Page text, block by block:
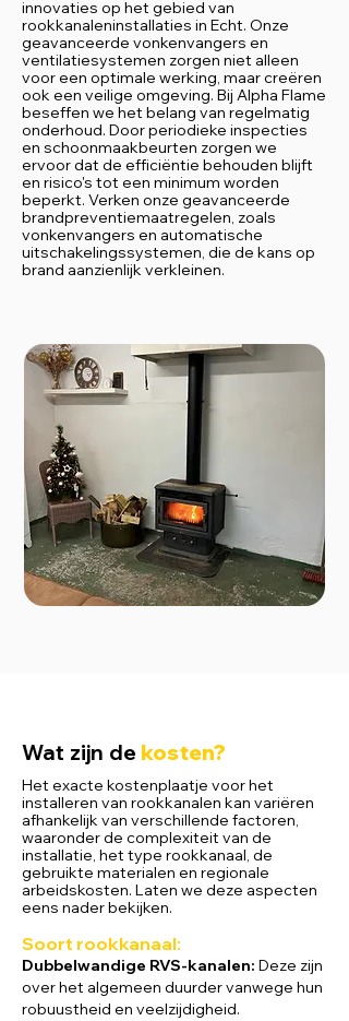
innovaties op het gebied van
rookkanaleninstallaties in Echt. Onze
geavanceerde vonkenvangers en
ventilatiesystemen zorgen niet alleen
voor een optimale werking, maar creëren
ook een veilige omgeving. Bij Alpha Flame
beseffen we het belang van regelmatig
onderhoud. Door periodieke inspecties
en schoonmaakbeurten zorgen we
ervoor dat de efficiëntie behouden blijft
en risico's tot een minimum worden
beperkt. Verken onze geavanceerde
brandpreventiemaatregelen, zoals
vonkenvangers en automatische
uitschakelingssystemen, die de kans op
brand aanzienlijk verkleinen.
Wat zijn de kosten?
Het exacte kostenplaatje voor het
installeren van rookkanalen kan variëren
afhankelijk van verschillende factoren,
waaronder de complexiteit van de
installatie, het type rookkanaal, de
gebruikte materialen en regionale
arbeidskosten. Laten we deze aspecten
eens nader bekijken.
Soort rookkanaal:
Dubbelwandige RVS-kanalen: Deze zijn
over het algemeen duurder vanwege hun
robuustheid en veelzijdigheid.